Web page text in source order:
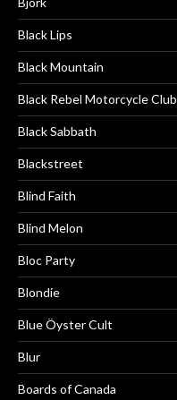
Black Lips
Black Mountain
Black Rebel Motorcycle Club
Black Sabbath
Blackstreet
Blind Faith
Blind Melon
Bloc Party
Blondie
Blue Öyster Cult
Blur
Boards of Canada